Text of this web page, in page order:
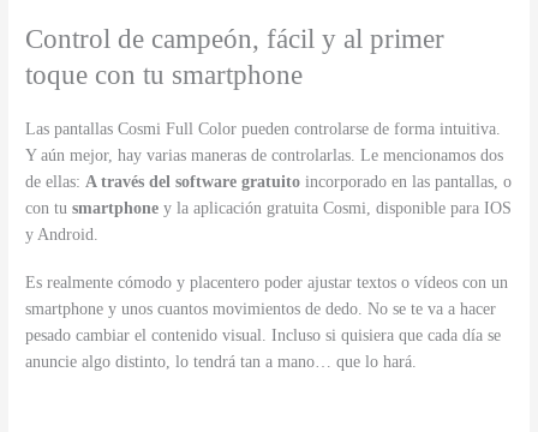
Control de campeón, fácil y al primer
toque con tu smartphone
Las pantallas Cosmi Full Color pueden controlarse de forma intuitiva.
Y aún mejor, hay varias maneras de controlarlas. Le mencionamos dos
de ellas: A través del software gratuito incorporado en las pantallas, o
con tusmartphone y la aplicación gratuita Cosmi, disponible para IOS
y Android.
Es realmente cómodo y placentero poder ajustar textos o vídeos con un
smartphone y unos cuantos movimientos de dedo. No se te va a hacer
pesado cambiar el contenido visual. Incluso si quisiera que cada día se
anuncie algo distinto, lo tendrá tan a mano… que lo hará.